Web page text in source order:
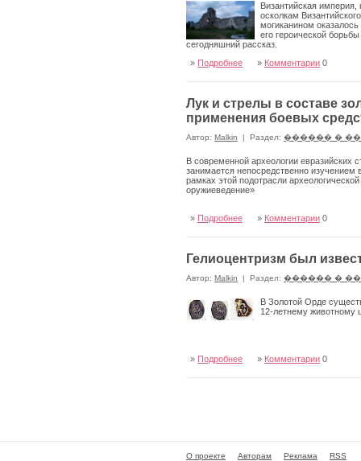
Византийская
осколкам
могиканином
его героической
сегодняшний рассказ.
» Подробнее » Комментарии 0
Лук и стрелы в составе
применения боевых
Автор: Malkin | Раздел: ������ �
В современной археологии евразийских
занимается непосредственно изучением
рамках этой подотрасли
оружиеведение»
» Подробнее » Комментарии 0
Гелиоцентризм был
Автор: Malkin | Раздел: ������ �
В Золотой Орде
12-летнему животному
» Подробнее » Комментарии 0
О проекте Авторам Реклама RSS